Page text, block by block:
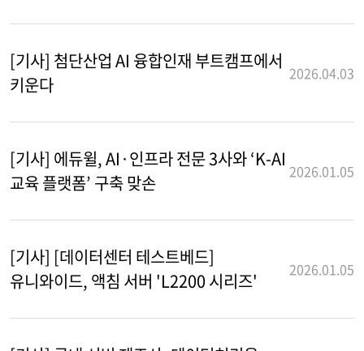
[기사] 첨단산업 AI 융합인재 부트캠프에서
키운다
2026.04.03
[기사] 에듀윌, AI·인프라 전문 3사와 ‘K-AI
교육 플랫폼’ 구축 맞손
2026.01.05
[기사] [데이터센터 테스트베드]
유니와이드, 액침 서버 'L2200 시리즈'
2026.01.05